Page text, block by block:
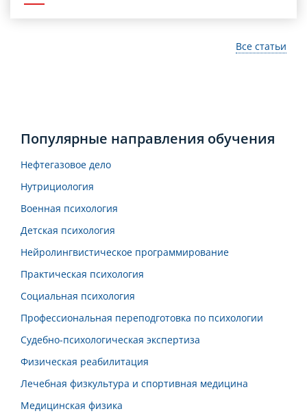
Все статьи
Популярные направления обучения
Нефтегазовое дело
Нутрициология
Военная психология
Детская психология
Нейролингвистическое программирование
Практическая психология
Социальная психология
Профессиональная переподготовка по психологии
Судебно-психологическая экспертиза
Физическая реабилитация
Лечебная физкультура и спортивная медицина
Медицинская физика